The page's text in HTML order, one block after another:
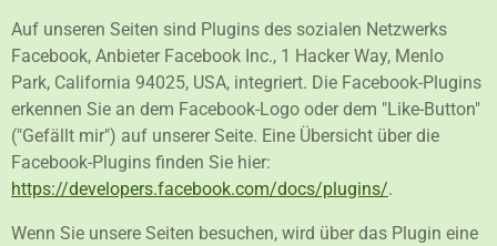
Auf unseren Seiten sind Plugins des sozialen Netzwerks
Facebook, Anbieter Facebook Inc., 1 Hacker Way, Menlo
Park, California 94025, USA, integriert. Die Facebook-Plugins
erkennen Sie an dem Facebook-Logo oder dem "Like-Button"
("Gefällt mir") auf unserer Seite. Eine Übersicht über die
Facebook-Plugins finden Sie hier:
https://developers.facebook.com/docs/plugins/.
Wenn Sie unsere Seiten besuchen, wird über das Plugin eine